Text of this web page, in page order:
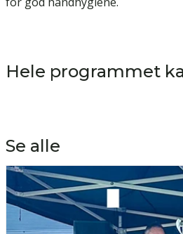
Hele programmet
Se alle